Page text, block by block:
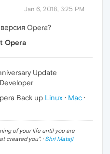
Jan 6, 2018, 3:25 PM
Opera?
Opera
Update
Back up Linux · Mac ·
of your life until you are
created you". · Shri Mataji